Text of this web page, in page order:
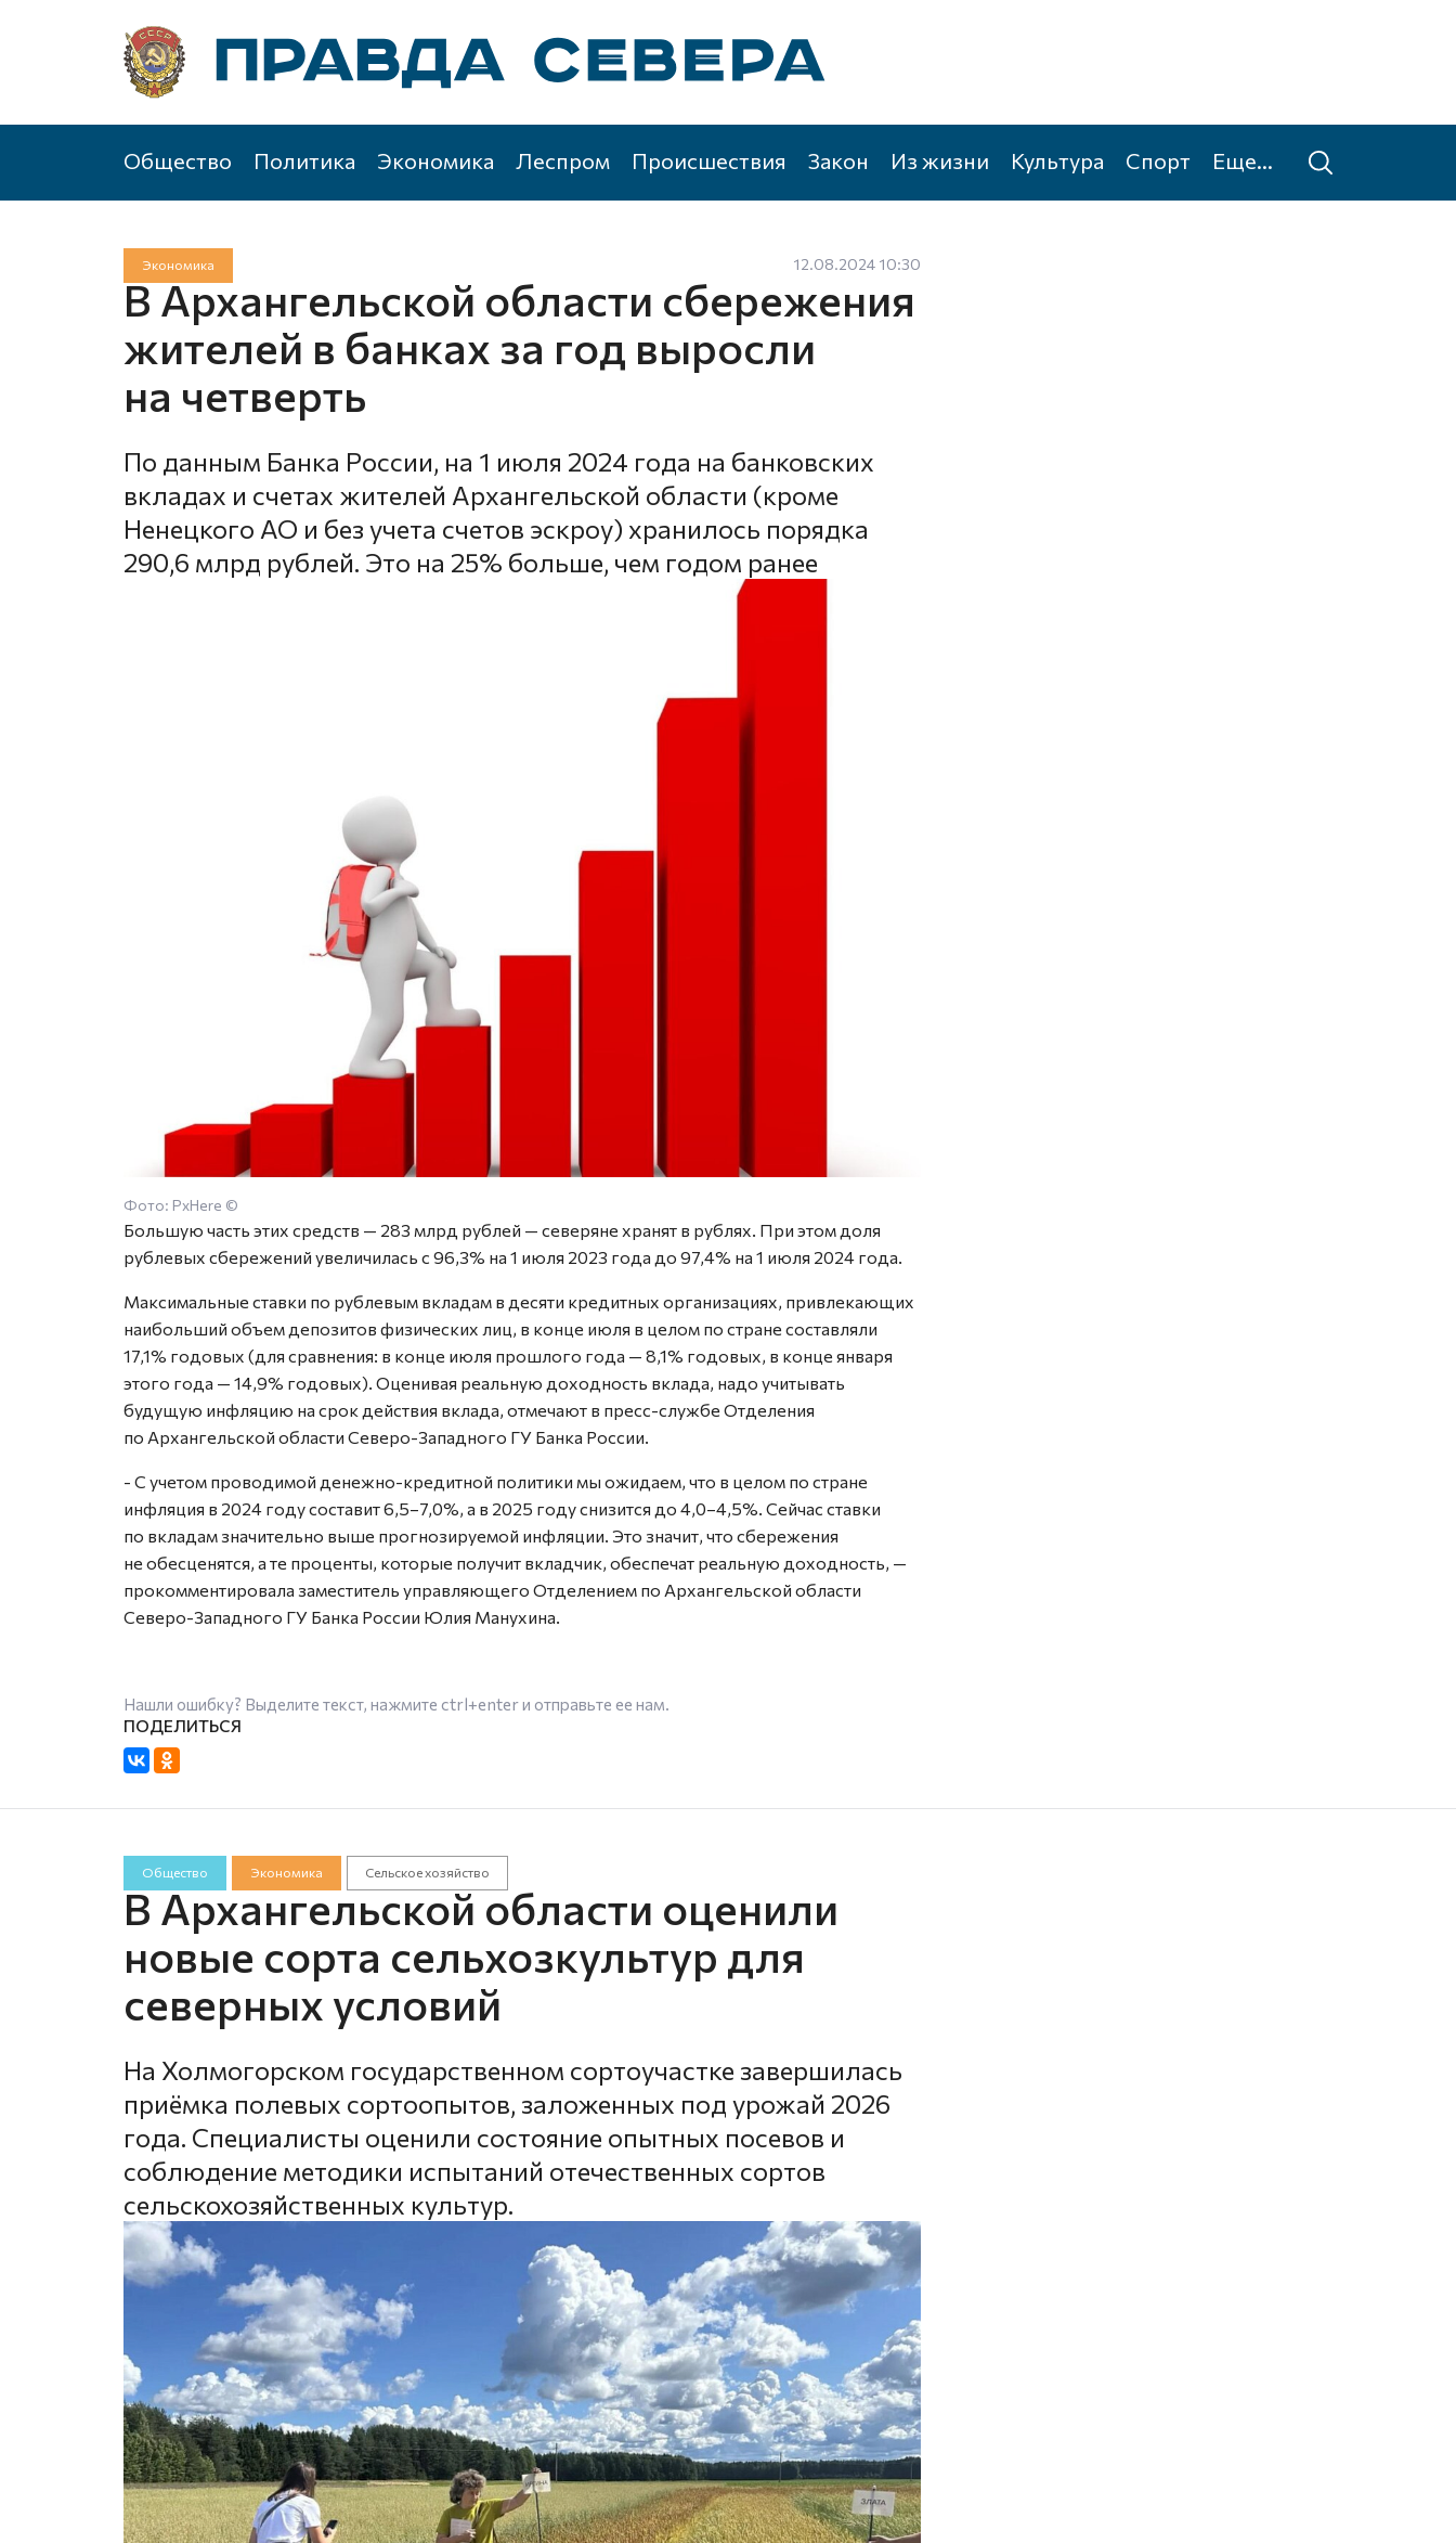
Общество Политика Экономика Леспром Происшествия Закон Из жизни Культура Спорт Еще...
Экономика 12.08.2024 10:30
В Архангельской области сбережения
жителей в банках за год выросли
на четверть
По данным Банка России, на 1 июля 2024 года на банковских
вкладах и счетах жителей Архангельской области (кроме
Ненецкого АО и без учета счетов эскроу) хранилось порядка
290,6 млрд рублей. Это на 25% больше, чем годом ранее
Фото: PxHere ©
Большую часть этих средств — 283 млрд рублей — северяне хранят в рублях. При этом доля
рублевых сбережений увеличилась с 96,3% на 1 июля 2023 года до 97,4% на 1 июля 2024 года.
Максимальные ставки по рублевым вкладам в десяти кредитных организациях, привлекающих
наибольший объем депозитов физических лиц, в конце июля в целом по стране составляли
17,1% годовых (для сравнения: в конце июля прошлого года — 8,1% годовых, в конце января
этого года — 14,9% годовых). Оценивая реальную доходность вклада, надо учитывать
будущую инфляцию на срок действия вклада, отмечают в пресс-службе Отделения
по Архангельской области Северо-Западного ГУ Банка России.
- С учетом проводимой денежно-кредитной политики мы ожидаем, что в целом по стране
инфляция в 2024 году составит 6,5–7,0%, а в 2025 году снизится до 4,0–4,5%. Сейчас ставки
по вкладам значительно выше прогнозируемой инфляции. Это значит, что сбережения
не обесценятся, а те проценты, которые получит вкладчик, обеспечат реальную доходность, —
прокомментировала заместитель управляющего Отделением по Архангельской области
Северо-Западного ГУ Банка России Юлия Манухина.
Нашли ошибку? Выделите текст, нажмите ctrl+enterи отправьте ее нам.
Общество Экономика Сельское хозяйство
В Архангельской области оценили
новые сорта сельхозкультур для
северных условий
На Холмогорском государственном сортоучастке завершилась
приёмка полевых сортоопытов, заложенных под урожай 2026
года. Специалисты оценили состояние опытных посевов и
соблюдение методики испытаний отечественных сортов
сельскохозяйственных культур.